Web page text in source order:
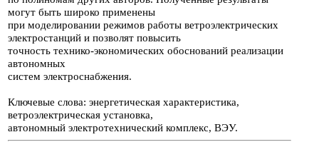
могут быть широко применены
при моделировании режимов работы ветроэлектриче­ских
электростанций и позволят повысить
точность технико-экономических обоснований реализации
автономных
систем электроснабжения.
Ключевые слова: энергетическая характеристика,
ветроэлектрическая уста­новка,
автономный электротехнический комплекс, ВЭУ.